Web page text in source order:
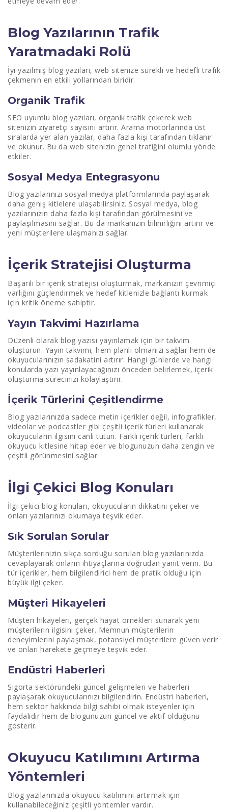
Blog Yazılarının Trafik
Yaratmadaki Rolü
İyi yazılmış blog yazıları, web sitenize sürekli ve hedefli trafik
çekmenin en etkili yollarından biridir.
Organik Trafik
SEO uyumlu blog yazıları, organik trafik çekerek web
sitenizin ziyaretçi sayısını artırır. Arama motorlarında üst
sıralarda yer alan yazılar, daha fazla kişi tarafından tıklanır
ve okunur. Bu da web sitenizin genel trafiğini olumlu yönde
etkiler.
Sosyal Medya Entegrasyonu
Blog yazılarınızı sosyal medya platformlarında paylaşarak
daha geniş kitlelere ulaşabilirsiniz. Sosyal medya, blog
yazılarınızın daha fazla kişi tarafından görülmesini ve
paylaşılmasını sağlar. Bu da markanızın bilinirliğini artırır ve
yeni müşterilere ulaşmanızı sağlar.
İçerik Stratejisi Oluşturma
Başarılı bir içerik stratejisi oluşturmak, markanızın çevrimiçi
varlığını güçlendirmek ve hedef kitlenizle bağlantı kurmak
için kritik öneme sahiptir.
Yayın Takvimi Hazırlama
Düzenli olarak blog yazısı yayınlamak için bir takvim
oluşturun. Yayın takvimi, hem planlı olmanızı sağlar hem de
okuyucularınızın sadakatini artırır. Hangi günlerde ve hangi
konularda yazı yayınlayacağınızı önceden belirlemek, içerik
oluşturma sürecinizi kolaylaştırır.
İçerik Türlerini Çeşitlendirme
Blog yazılarınızda sadece metin içerikler değil, infografikler,
videolar ve podcastler gibi çeşitli içerik türleri kullanarak
okuyucuların ilgisini canlı tutun. Farklı içerik türleri, farklı
okuyucu kitlesine hitap eder ve blogunuzun daha zengin ve
çeşitli görünmesini sağlar.
İlgi Çekici Blog Konuları
İlgi çekici blog konuları, okuyucuların dikkatini çeker ve
onları yazılarınızı okumaya teşvik eder.
Sık Sorulan Sorular
Müşterilerinizin sıkça sorduğu soruları blog yazılarınızda
cevaplayarak onların ihtiyaçlarına doğrudan yanıt verin. Bu
tür içerikler, hem bilgilendirici hem de pratik olduğu için
büyük ilgi çeker.
Müşteri Hikayeleri
Müşteri hikayeleri, gerçek hayat örnekleri sunarak yeni
müşterilerin ilgisini çeker. Memnun müşterilerin
deneyimlerini paylaşmak, potansiyel müşterilere güven verir
ve onları harekete geçmeye teşvik eder.
Endüstri Haberleri
Sigorta sektöründeki güncel gelişmeleri ve haberleri
paylaşarak okuyucularınızı bilgilendirin. Endüstri haberleri,
hem sektör hakkında bilgi sahibi olmak isteyenler için
faydalıdır hem de blogunuzun güncel ve aktif olduğunu
gösterir.
Okuyucu Katılımını Artırma
Yöntemleri
Blog yazılarınızda okuyucu katılımını artırmak için
kullanabileceğiniz çeşitli yöntemler vardır.